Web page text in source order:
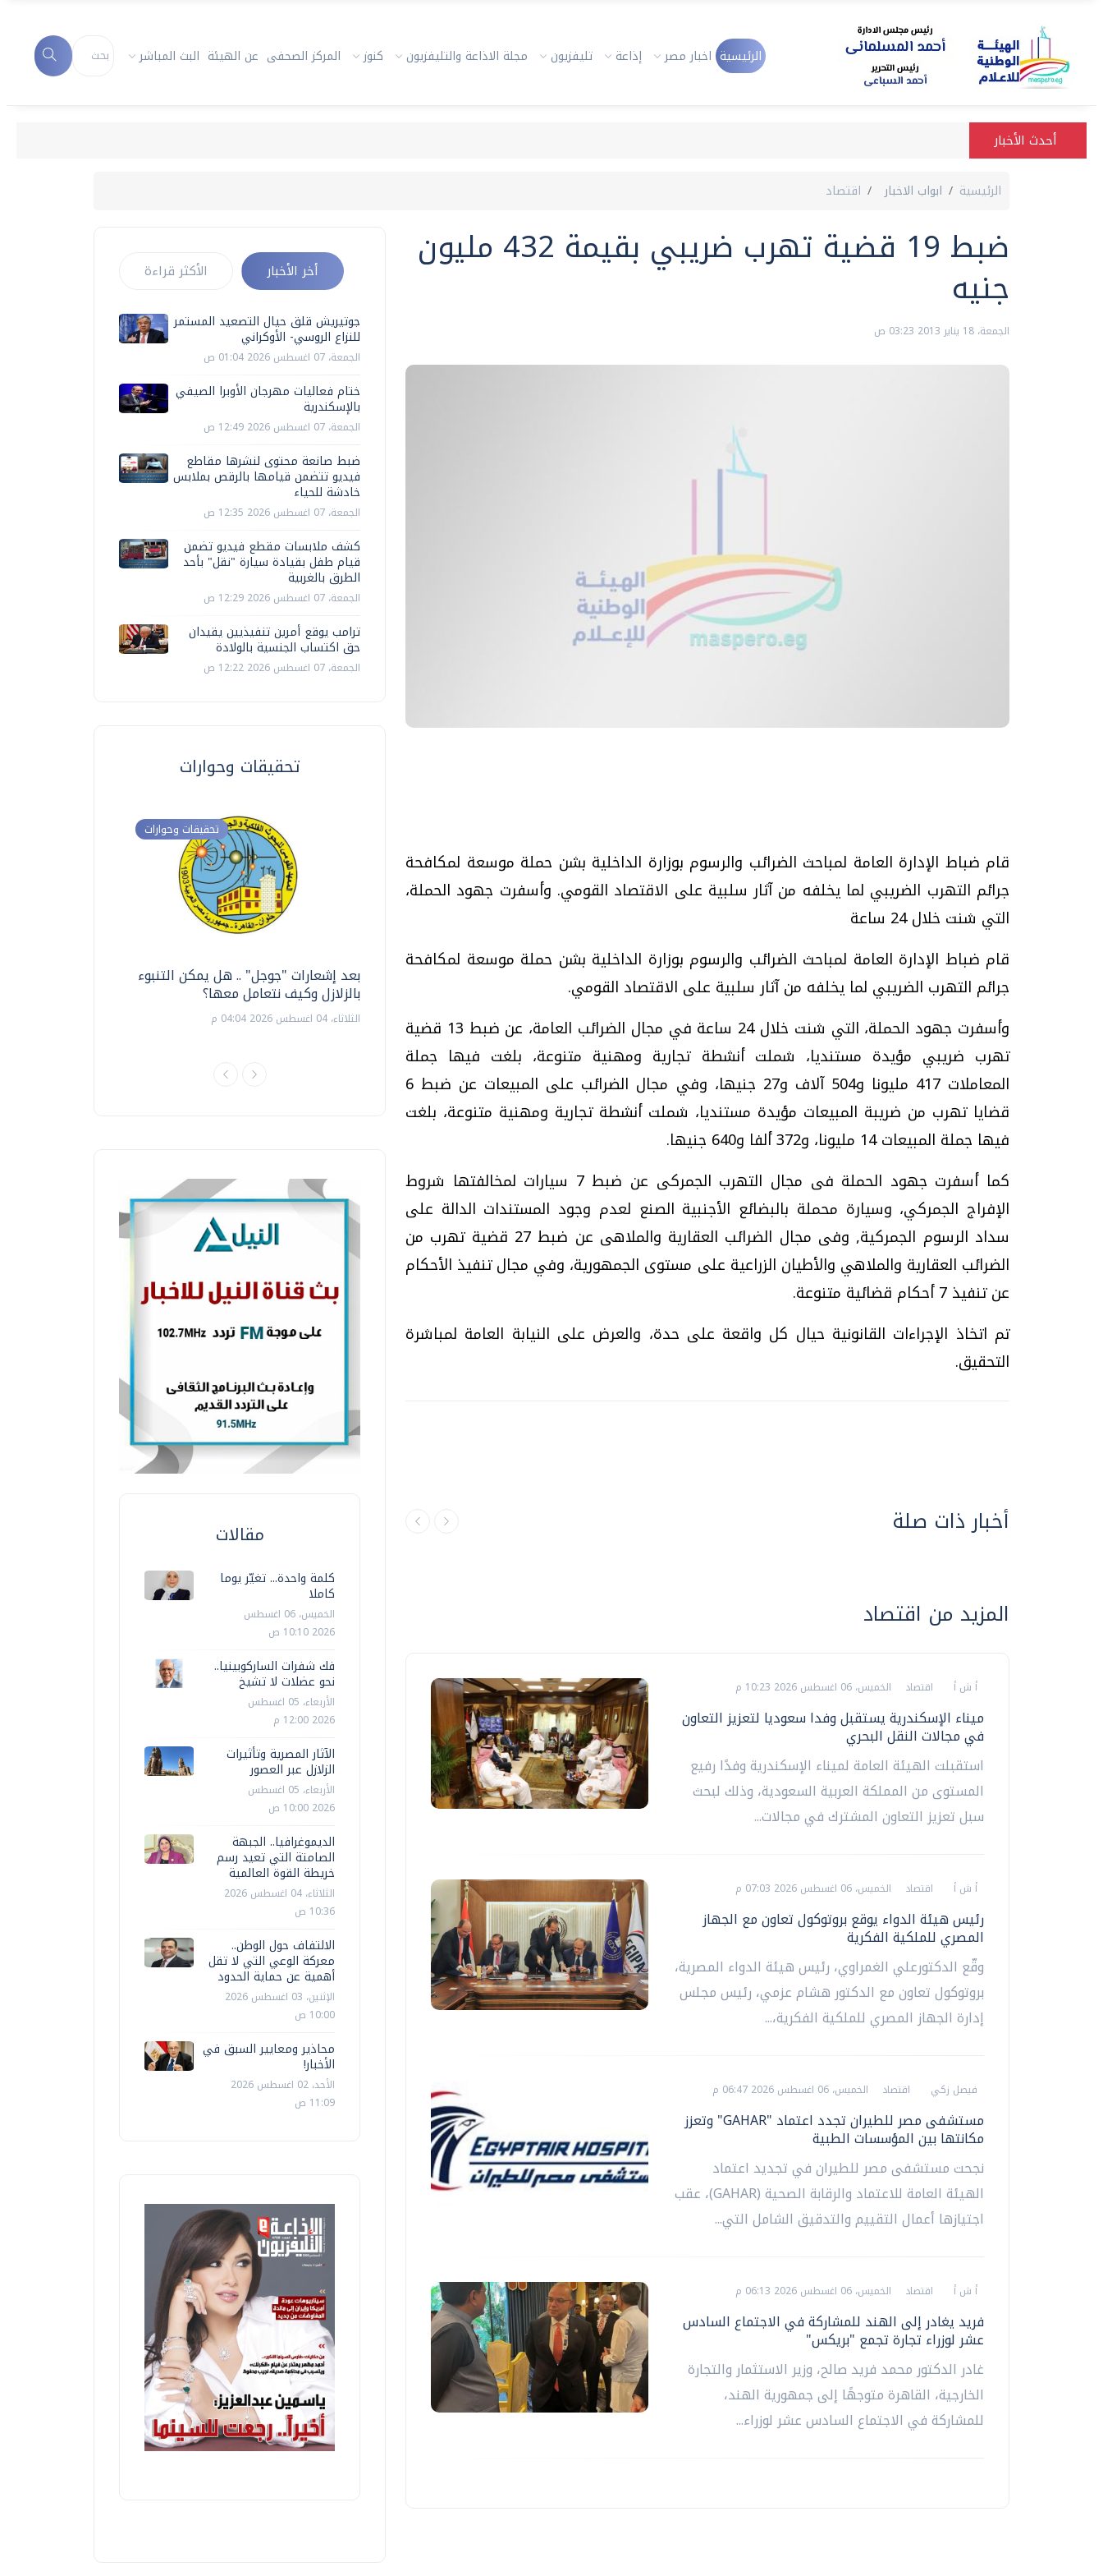
الرئيسية اخبار مصر إذاعة تليفزيون مجلة الاذاعة والتليفزيون كنوز المركز الصحفى عن الهيئة البث المباشر
أحدث الأخبار
الرئيسية ابواب الاخبار اقتصاد
ضبط 19 قضية تهرب ضريبي بقيمة 432 مليون
جنيه
الجمعة، 18 يناير 2013 03:23 ص
قام ضباط الإدارة العامة لمباحث الضرائب والرسوم بوزارة الداخلية بشن حملة موسعة لمكافحة
جرائم التهرب الضريبي لما يخلفه من آثار سلبية على الاقتصاد القومي. وأسفرت جهود الحملة،
التي شنت خلال 24 ساعة
قام ضباط الإدارة العامة لمباحث الضرائب والرسوم بوزارة الداخلية بشن حملة موسعة لمكافحة
جرائم التهرب الضريبي لما يخلفه من آثار سلبية على الاقتصاد القومي.
وأسفرت جهود الحملة، التي شنت خلال 24 ساعة في مجال الضرائب العامة، عن ضبط 13 قضية
تهرب ضريبي مؤيدة مستنديا، شملت أنشطة تجارية ومهنية متنوعة، بلغت فيها جملة
المعاملات 417 مليونا و504 آلاف و27 جنيها، وفي مجال الضرائب على المبيعات عن ضبط 6
قضايا تهرب من ضريبة المبيعات مؤيدة مستنديا، شملت أنشطة تجارية ومهنية متنوعة، بلغت
فيها جملة المبيعات 14 مليونا، و372 ألفا و640 جنيها.
كما أسفرت جهود الحملة فى مجال التهرب الجمركى عن ضبط 7 سيارات لمخالفتها شروط
الإفراج الجمركي، وسيارة محملة بالبضائع الأجنبية الصنع لعدم وجود المستندات الدالة على
سداد الرسوم الجمركية, وفى مجال الضرائب العقارية والملاهى عن ضبط 27 قضية تهرب من
الضرائب العقارية والملاهي والأطيان الزراعية على مستوى الجمهورية، وفي مجال تنفيذ الأحكام
عن تنفيذ 7 أحكام قضائية متنوعة.
تم اتخاذ الإجراءات القانونية حيال كل واقعة على حدة، والعرض على النيابة العامة لمباشرة
التحقيق.
أخبار ذات صلة
المزيد من اقتصاد
أ ش أ اقتصاد الخميس، 06 اغسطس 2026 10:23 م
ميناء الإسكندرية يستقبل وفدا سعوديا لتعزيز التعاون
في مجالات النقل البحري
استقبلت الهيئة العامة لميناء الإسكندرية وفدًا رفيع
المستوى من المملكة العربية السعودية، وذلك لبحث
سبل تعزيز التعاون المشترك في مجالات...
أ ش أ اقتصاد الخميس، 06 اغسطس 2026 07:03 م
رئيس هيئة الدواء يوقع بروتوكول تعاون مع الجهاز
المصري للملكية الفكرية
وقّع الدكتورعلي الغمراوي، رئيس هيئة الدواء المصرية،
بروتوكول تعاون مع الدكتور هشام عزمي، رئيس مجلس
إدارة الجهاز المصري للملكية الفكرية،...
فيصل زكي اقتصاد الخميس، 06 اغسطس 2026 06:47 م
مستشفى مصر للطيران تجدد اعتماد "GAHAR" وتعزز
مكانتها بين المؤسسات الطبية
نجحت مستشفى مصر للطيران في تجديد اعتماد
الهيئة العامة للاعتماد والرقابة الصحية (GAHAR)، عقب
اجتيازها أعمال التقييم والتدقيق الشامل التي...
أ ش أ اقتصاد الخميس، 06 اغسطس 2026 06:13 م
فريد يغادر إلى الهند للمشاركة في الاجتماع السادس
عشر لوزراء تجارة تجمع "بريكس"
غادر الدكتور محمد فريد صالح، وزير الاستثمار والتجارة
الخارجية، القاهرة متوجهًا إلى جمهورية الهند،
للمشاركة في الاجتماع السادس عشر لوزراء...
أخر الأخبار الأكثر قراءة
جوتيريش قلق حيال التصعيد المستمر
للنزاع الروسي- الأوكراني
الجمعة، 07 اغسطس 2026 01:04 ص
ختام فعاليات مهرجان الأوبرا الصيفي
بالإسكندرية
الجمعة، 07 اغسطس 2026 12:49 ص
ضبط صانعة محتوى لنشرها مقاطع
فيديو تتضمن قيامها بالرقص بملابس
خادشة للحياء
الجمعة، 07 اغسطس 2026 12:35 ص
كشف ملابسات مقطع فيديو تضمن
قيام طفل بقيادة سيارة "نقل" بأحد
الطرق بالغربية
الجمعة، 07 اغسطس 2026 12:29 ص
ترامب يوقع أمرين تنفيذيين يقيدان
حق اكتساب الجنسية بالولادة
الجمعة، 07 اغسطس 2026 12:22 ص
تحقيقات وحوارات
تحقيقات وحوارات
بعد إشعارات "جوجل" .. هل يمكن التنبوء
بالزلازل وكيف نتعامل معها؟
الثلاثاء، 04 اغسطس 2026 04:04 م
دليلك للتنسيق الجامعي .. تساؤلات
وإجابات
السبت، 01 اغسطس 2026 10:25 ص
فيديو.. الإعلام الرقمي.. تقنيات واعدة
وتحديات هائلة
موجات الطقس الساخنة.. لماذا تحدث وكيف
مقالات
كلمة واحدة... تغيّر يوما
كاملا
الخميس، 06 اغسطس
2026 10:10 ص
فك شفرات الساركوبينيا..
نحو عضلات لا تشيخ
الأربعاء، 05 اغسطس
2026 12:00 م
الآثار المصرية وتأثيرات
الزلازل عبر العصور
الأربعاء، 05 اغسطس
2026 10:00 ص
الديموغرافيا.. الجبهة
الصامتة التي تعيد رسم
خريطة القوة العالمية
الثلاثاء، 04 اغسطس 2026
10:36 ص
الالتفاف حول الوطن..
معركة الوعي التي لا تقل
أهمية عن حماية الحدود
الإثنين، 03 اغسطس 2026
10:00 ص
محاذير ومعايير السبق في
الأخبار!
الأحد، 02 اغسطس 2026
11:09 ص